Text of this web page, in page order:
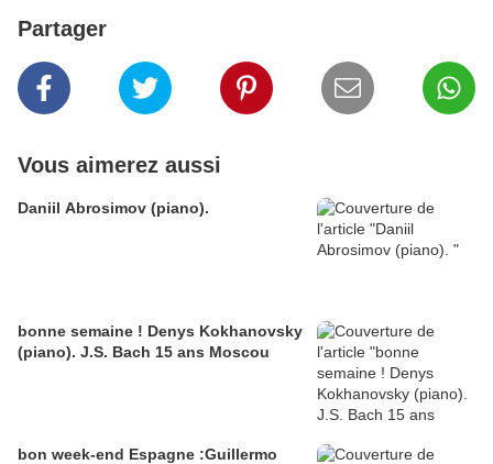
Partager
Vous aimerez aussi
Daniil Abrosimov (piano).
bonne semaine ! Denys Kokhanovsky
(piano). J.S. Bach 15 ans Moscou
bon week-end Espagne :Guillermo